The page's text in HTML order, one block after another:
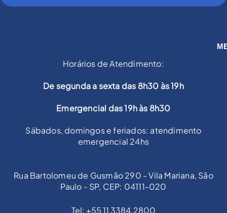
Horários de Atendimento:
De segunda a sexta das 8h30 às 19h
Emergencial das 19h às 8h30
Sábados, domingos e feriados: atendimento
emergencial 24hs
Rua Bartolomeu de Gusmão 290 - Vila Mariana, São
Paulo - SP, CEP: 04111-020
Tel: +55 11 3384.2800